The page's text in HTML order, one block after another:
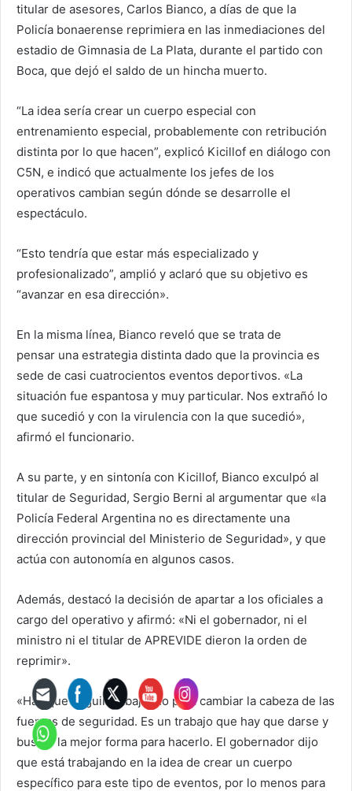
titular de asesores, Carlos Bianco, a días de que la
Policía bonaerense reprimiera en las inmediaciones del
estadio de Gimnasia de La Plata, durante el partido con
Boca, que dejó el saldo de un hincha muerto.
“La idea sería crear un cuerpo especial con
entrenamiento especial, probablemente con retribución
distinta por lo que hacen”, explicó Kicillof en diálogo con
C5N, e indicó que actualmente los jefes de los
operativos cambian según dónde se desarrolle el
espectáculo.
“Esto tendría que estar más especializado y
profesionalizado”, amplió y aclaró que su objetivo es
“avanzar en esa dirección».
En la misma línea, Bianco reveló que se trata de
pensar una estrategia distinta dado que la provincia es
sede de casi cuatrocientos eventos deportivos. «La
situación fue espantosa y muy particular. Nos extrañó lo
que sucedió y con la virulencia con la que sucedió»,
afirmó el funcionario.
A su parte, y en sintonía con Kicillof, Bianco exculpó al
titular de Seguridad, Sergio Berni al argumentar que «la
Policía Federal Argentina no es directamente una
dirección provincial del Ministerio de Seguridad», y que
actúa con autonomía en algunos casos.
Además, destacó la decisión de apartar a los oficiales a
cargo del operativo y afirmó: «Ni el gobernador, ni el
ministro ni el titular de APREVIDE dieron la orden de
reprimir».
«Hay que seguir trabajando para cambiar la cabeza de las
fuerzas de seguridad. Es un trabajo que hay que darse y
buscar la mejor forma para hacerlo. El gobernador dijo
que está trabajando en la idea de crear un cuerpo
específico para este tipo de eventos, por lo menos para